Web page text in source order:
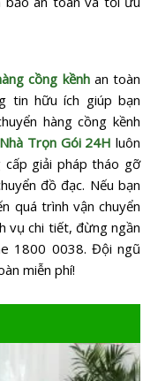
cồng kềnhan toàn
tin hữu ích giúp bạn
hàng cồng kềnh
Trọn Gói 24H luôn
cấp giải pháp tháo gỡ
đồ đạc. Nếu bạn
quá trình vận chuyển
vụ chi tiết, đừng ngần
1800 0038. Đội ngũ
miễn phí!